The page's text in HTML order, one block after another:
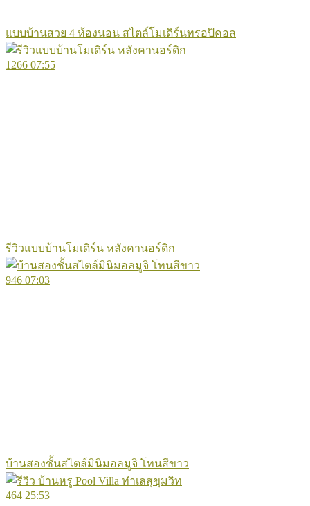
แบบบ้านสวย 4 ห้องนอน สไตล์โมเดิร์นทรอปิคอล
1266 07:55
รีวิวแบบบ้านโมเดิร์น หลังคานอร์ดิก
946 07:03
บ้านสองชั้นสไตล์มินิมอลมูจิ โทนสีขาว
464 25:53